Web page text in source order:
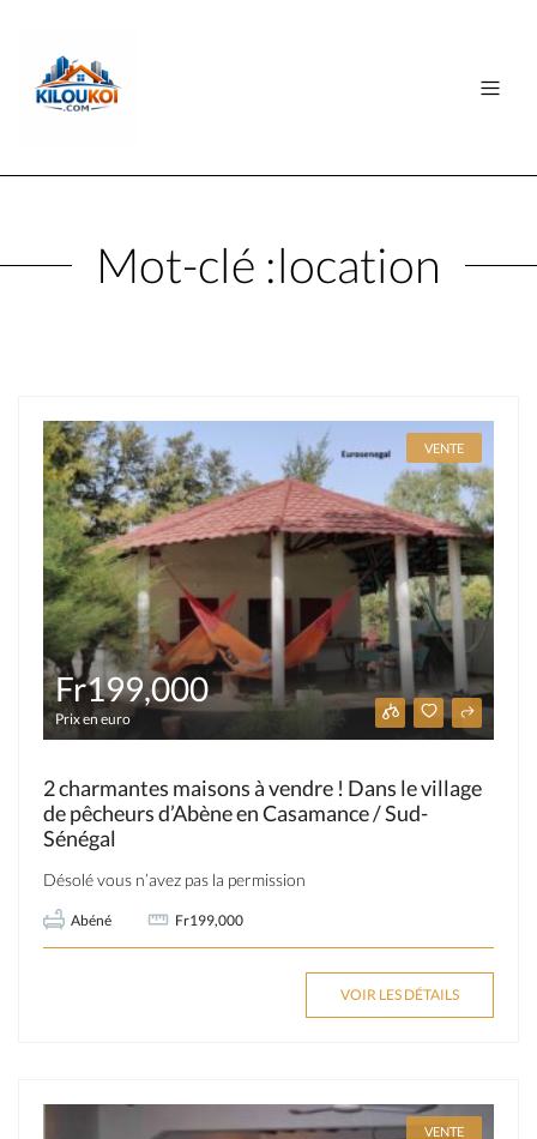
Mot-clé :location
VENTE
Fr199,000
Prix en euro
2 charmantes maisons à vendre ! Dans le village
de pêcheurs d’Abène en Casamance / Sud-
Sénégal
Désolé vous n’avez pas la permission
Abéné Fr199,000
VOIR LES DÉTAILS
VENTE